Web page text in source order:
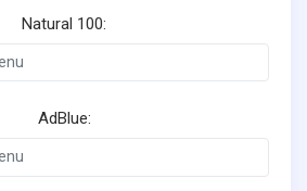
Natural 100:
AdBlue: